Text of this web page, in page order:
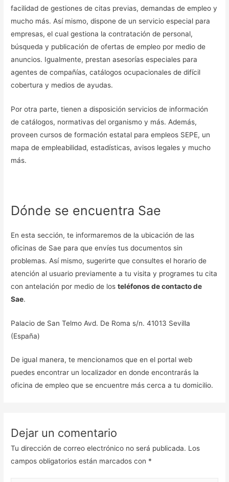
facilidad de gestiones de citas previas, demandas de empleo y
mucho más. Así mismo, dispone de un servicio especial para
empresas, el cual gestiona la contratación de personal,
búsqueda y publicación de ofertas de empleo por medio de
anuncios. Igualmente, prestan asesorías especiales para
agentes de compañías, catálogos ocupacionales de difícil
cobertura y medios de ayudas.
Por otra parte, tienen a disposición servicios de información
de catálogos, normativas del organismo y más. Además,
proveen cursos de formación estatal para empleos SEPE, un
mapa de empleabilidad, estadísticas, avisos legales y mucho
más.
Dónde se encuentra Sae
En esta sección, te informaremos de la ubicación de las
oficinas de Sae para que envíes tus documentos sin
problemas. Así mismo, sugerirte que consultes el horario de
atención al usuario previamente a tu visita y programes tu cita
con antelación por medio de losteléfonos de contacto de
Sae.
Palacio de San Telmo Avd. De Roma s/n. 41013 Sevilla
(España)
De igual manera, te mencionamos que en el portal web
puedes encontrar un localizador en donde encontrarás la
oficina de empleo que se encuentre más cerca a tu domicilio.
Dejar un comentario
Tu dirección de correo electrónico no será publicada. Los
campos obligatorios están marcados con *